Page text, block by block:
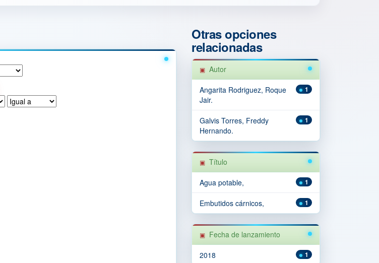
Otras opciones
relacionadas
Autor
1
Angarita Rodriguez, Roque
Jair.
1
Galvis Torres, Freddy
Hernando.
Título
1
Agua potable,
1
Embutidos cárnicos,
Fecha de lanzamiento
1
2018